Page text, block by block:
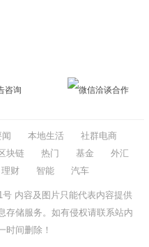
咨询 微信洽谈合作
闻 本地生活
社群电商
块链 热门 基金
外汇
理财 智能 汽车
号内容及图片只能代表内容提供
存储服务。如有侵权请联系站内
时间删除！